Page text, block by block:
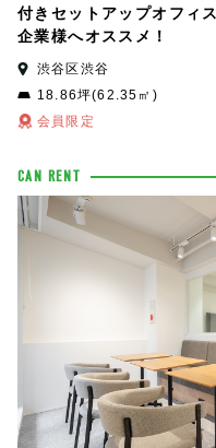
付きセットアップオフィ
企業様へオススメ！
渋谷区渋谷
18.86坪(62.35㎡)
会員限定
CAN RENT